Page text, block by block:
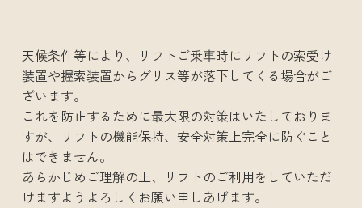
天候条件等により、リフトご乗車時にリフトの索受け
装置や握索装置からグリス等が落下してくる場合がご
ざいます。
これを防止するために最大限の対策はいたしておりま
すが、リフトの機能保持、安全対策上完全に防ぐこと
はできません。
あらかじめご理解の上、リフトのご利用をしていただ
けますようよろしくお願い申しあげます。